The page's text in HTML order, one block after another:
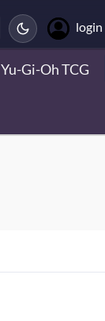
login
Yu-Gi-Oh TCG